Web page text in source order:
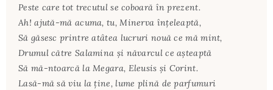
Peste care tot trecutul se coboară în prezent.
Ah! ajută-mă acuma, tu, Minerva înțeleaptă,
Să găsesc printre atâtea lucruri nouă ce mă mint,
Drumul către Salamina și năvarcul ce așteaptă
Să mă-ntoarcă la Megara, Eleusis și Corint.
Lasă-mă să viu la ține, lume plină de parfumuri